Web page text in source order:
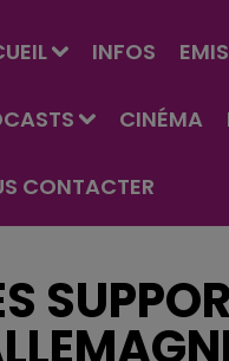
INFOS
CINÉMA
CONTACTER